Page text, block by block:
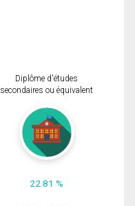
Diplôme d'études
secondaires ou équivalent
22.81 %